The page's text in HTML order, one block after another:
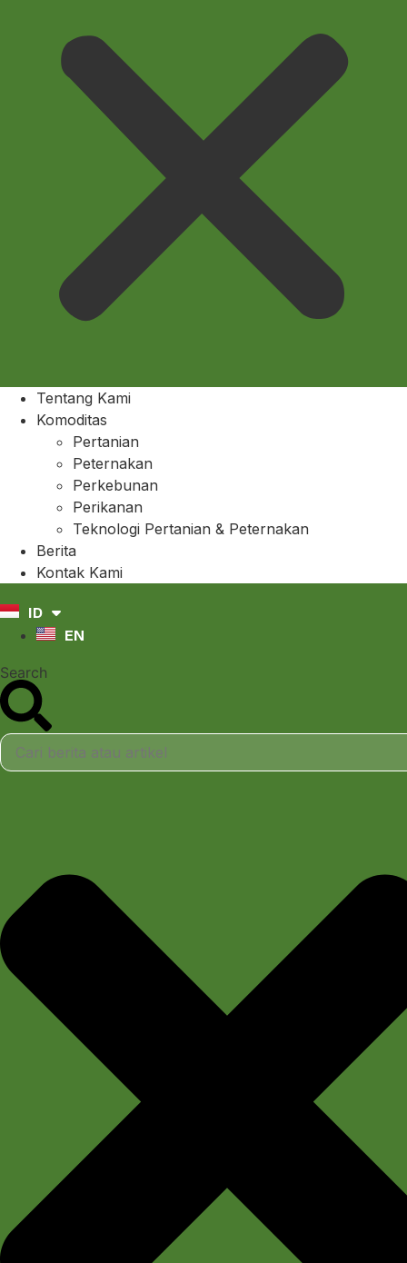
Tentang Kami
Komoditas
Pertanian
Peternakan
Perkebunan
Perikanan
Teknologi Pertanian & Peternakan
Berita
Kontak Kami
ID
EN
Search